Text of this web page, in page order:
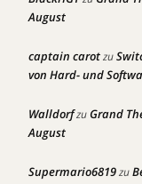
August
captain carotzu
von Hard- und
WalldorfzuGrand
August
Supermario6819zu